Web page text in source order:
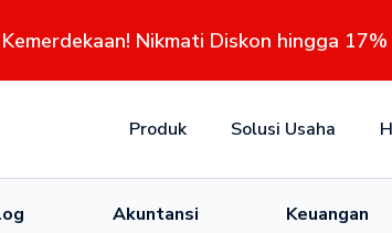
Nikmati Diskon hingga
Produk Solusi Usaha
Akuntansi Keuangan